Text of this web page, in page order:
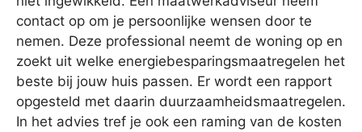
contact op om je persoonlijke wensen door te
nemen. Deze professional neemt de woning op en
zoekt uit welke energiebesparingsmaatregelen het
beste bij jouw huis passen. Er wordt een rapport
opgesteld met daarin duurzaamheidsmaatregelen.
In het advies tref je ook een raming van de kosten